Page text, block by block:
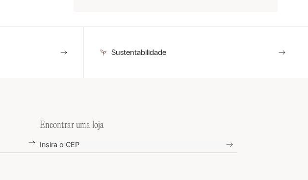
Sustentabilidade
Encontrar uma loja